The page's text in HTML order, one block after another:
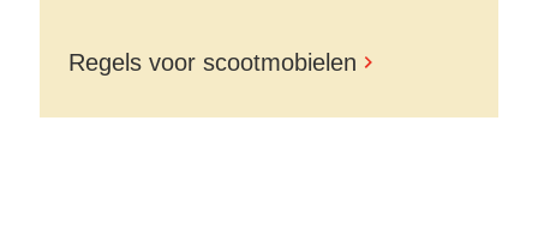
Regels voor scootmobielen